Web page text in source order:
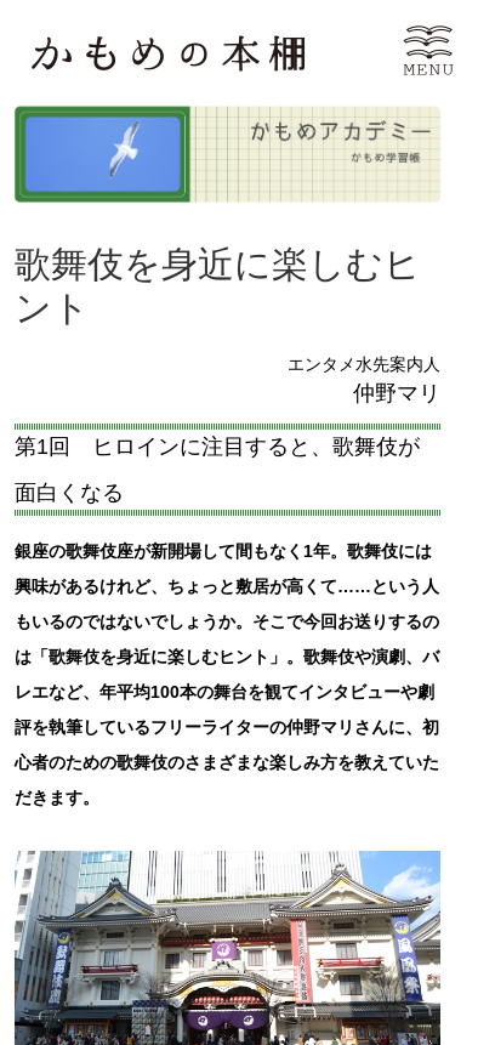
歌舞伎を身近に楽しむヒ
ント
エンタメ水先案内人
仲野マリ
第1回 ヒロインに注目すると、歌舞伎が
面白くなる
銀座の歌舞伎座が新開場して間もなく1年。歌舞伎には
興味があるけれど、ちょっと敷居が高くて……という人
もいるのではないでしょうか。そこで今回お送りするの
は「歌舞伎を身近に楽しむヒント」。歌舞伎や演劇、バ
レエなど、年平均100本の舞台を観てインタビューや劇
評を執筆しているフリーライターの仲野マリさんに、初
心者のための歌舞伎のさまざまな楽しみ方を教えていた
だきます。